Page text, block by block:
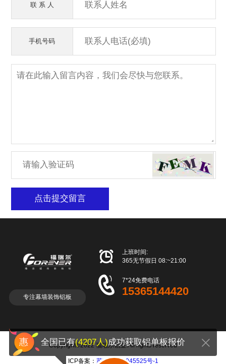
联 系 人
手机号码
点击提交留言
专注幕墙装饰铝板

上班时间:
365无节假日 08:~21:00
 7*24免费电话
15365144420
Copyright©2022 福瑞尔铝业.All rights reserved
ICP备案： 苏ICP备18045525号-1
全国已有(4207人)成功获取铝单板报价